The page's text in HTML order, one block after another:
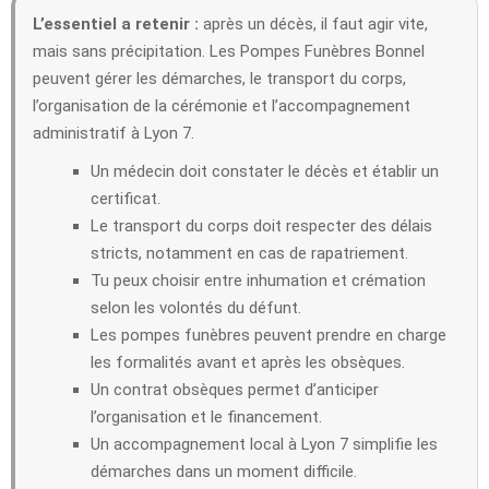
L’essentiel a retenir : après un décès, il faut agir vite,
mais sans précipitation. Les Pompes Funèbres Bonnel
peuvent gérer les démarches, le transport du corps,
l’organisation de la cérémonie et l’accompagnement
administratif à Lyon 7.
Un médecin doit constater le décès et établir un
certificat.
Le transport du corps doit respecter des délais
stricts, notamment en cas de rapatriement.
Tu peux choisir entre inhumation et crémation
selon les volontés du défunt.
Les pompes funèbres peuvent prendre en charge
les formalités avant et après les obsèques.
Un contrat obsèques permet d’anticiper
l’organisation et le financement.
Un accompagnement local à Lyon 7 simplifie les
démarches dans un moment difficile.